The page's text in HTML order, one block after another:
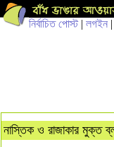
নির্বাচিত পোস্ট| লগইন |
নাস্তিক ও রাজাকার মুক্ত